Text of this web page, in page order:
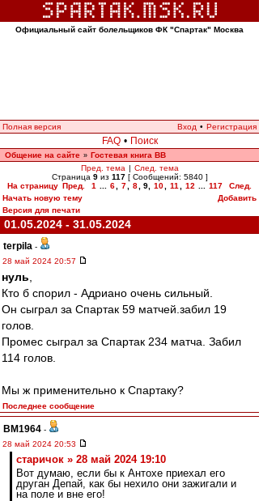
Официальный сайт болельщиков ФК "Спартак" Москва
Полная версия Вход • Регистрация
FAQ • Поиск
Общение на сайте » Гостевая книга ВВ
Пред. тема | След. тема
Страница 9из 117[ Сообщений: 5840 ]
На страницу Пред. 1 6 7 8 9 10 11 12 117
След.
Начать новую тему
Добавить
Версия для печати
01.05.2024 - 31.05.2024
terpila -
28 май 2024 20:57
нуль
Кто б спорил - Адриано очень сильный.
Он сыграл за Спартак 59 матчей.забил 19
голов.
Промес сыграл за Спартак 234 матча. Забил
114 голов.
Мы ж применительно к Спартаку?
Последнее сообщение
BM1964 -
28 май 2024 20:53
старичок » 28 май 2024 19:10
Вот думаю, если бы к Антохе приехал его
друган Депай, как бы нехило они зажигали и
на поле и вне его!